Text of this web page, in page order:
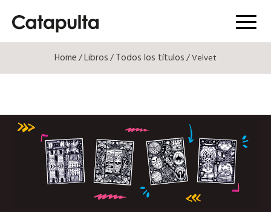
Menú
Home/Libros/Todos los títulos/ Velvet